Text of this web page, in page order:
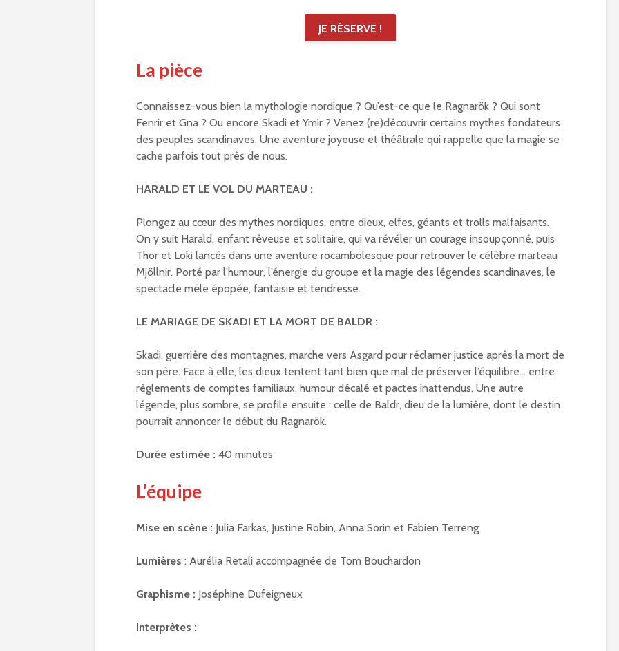
JE RÉSERVE !
La pièce
Connaissez-vous bien la mythologie nordique ? Qu’est-ce que le Ragnarök ? Qui sont
Fenrir et Gna ? Ou encore Skadi et Ymir ? Venez (re)découvrir certains mythes fondateurs
des peuples scandinaves. Une aventure joyeuse et théâtrale qui rappelle que la magie se
cache parfois tout près de nous.
HARALD ET LE VOL DU MARTEAU :
Plongez au cœur des mythes nordiques, entre dieux, elfes, géants et trolls malfaisants.
On y suit Harald, enfant rêveuse et solitaire, qui va révéler un courage insoupçonné, puis
Thor et Loki lancés dans une aventure rocambolesque pour retrouver le célèbre marteau
Mjöllnir. Porté par l’humour, l’énergie du groupe et la magie des légendes scandinaves, le
spectacle mêle épopée, fantaisie et tendresse.
LE MARIAGE DE SKADI ET LA MORT DE BALDR :
Skadi, guerrière des montagnes, marche vers Asgard pour réclamer justice après la mort de
son père. Face à elle, les dieux tentent tant bien que mal de préserver l’équilibre… entre
règlements de comptes familiaux, humour décalé et pactes inattendus. Une autre
légende, plus sombre, se profile ensuite : celle de Baldr, dieu de la lumière, dont le destin
pourrait annoncer le début du Ragnarök.
Durée estimée : 40 minutes
L’équipe
Mise en scène : Julia Farkas, Justine Robin, Anna Sorin et Fabien Terreng
Lumières : Aurélia Retali accompagnée de Tom Bouchardon
Graphisme : Joséphine Dufeigneux
Interprètes :